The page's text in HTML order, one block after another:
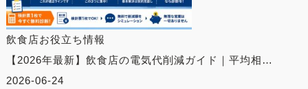
飲食店お役立ち情報
【2026年最新】飲食店の電気代削減ガイド｜平均相…
2026-06-24